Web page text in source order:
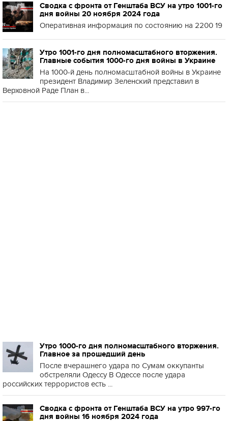
Сводка с фронта от Генштаба ВСУ на утро 1001-го
дня войны 20 ноября 2024 года
Оперативная информация по состоянию на 2200 19
Утро 1001-го дня полномасштабного вторжения.
Главные события 1000-го дня войны в Украине
На 1000-й день полномасштабной войны в Украине
президент Владимир Зеленский представил в
Верховной Раде План в...
Утро 1000-го дня полномасштабного вторжения.
Главное за прошедший день
После вчерашнего удара по Сумам оккупанты
обстреляли Одессу В Одессе после удара
российских террористов есть ...
Сводка с фронта от Генштаба ВСУ на утро 997-го
дня войны 16 ноября 2024 года